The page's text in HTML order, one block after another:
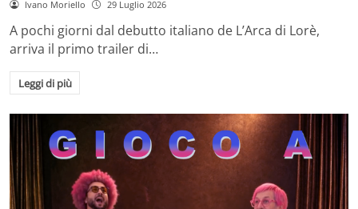
Ivano Moriello 29 Luglio 2026
A pochi giorni dal debutto italiano de L’Arca di Lorè,
arriva il primo trailer di…
Leggi di più